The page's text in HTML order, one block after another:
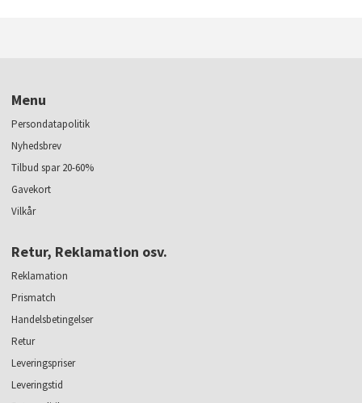
Menu
Persondatapolitik
Nyhedsbrev
Tilbud spar 20-60%
Gavekort
Vilkår
Retur, Reklamation osv.
Reklamation
Prismatch
Handelsbetingelser
Retur
Leveringspriser
Leveringstid